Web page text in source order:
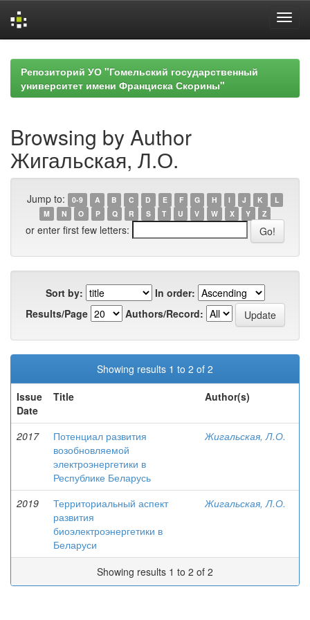
navigationРепозиторий УО "Гомельский государственный
университет имени Франциска Скорины"
Browsing by Author
Жигальская, Л.О.
Jump to: 0-9 A B C D E F G H I J K
L
M
N O P Q R S T U V W X Y Z
or enter first few letters:
Sort by:
In order:
Results/Page
Authors/Record:
Showing results 1 to 2 of 2
Issue
Date
Title Author(s)
2017
Потенциал развития
возобновляемой
электроэнергетики в
Республике Беларусь
Жигальская, Л.О.
2019
Территориальный аспект
развития
биоэлектроэнергетики в
Беларуси
Жигальская, Л.О.
Showing results 1 to 2 of 2